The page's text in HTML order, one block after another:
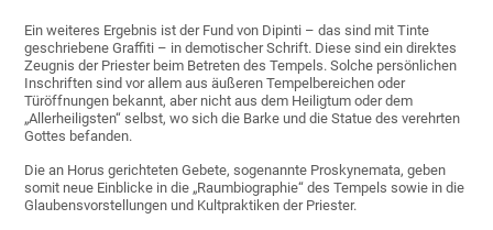
Ein weiteres Ergebnis ist der Fund von Dipinti – das sind mit Tinte
geschriebene Graffiti – in demotischer Schrift. Diese sind ein direktes
Zeugnis der Priester beim Betreten des Tempels. Solche persönlichen
Inschriften sind vor allem aus äußeren Tempelbereichen oder
Türöffnungen bekannt, aber nicht aus dem Heiligtum oder dem
„Allerheiligsten“ selbst, wo sich die Barke und die Statue des verehrten
Gottes befanden.
Die an Horus gerichteten Gebete, sogenannte Proskynemata, geben
somit neue Einblicke in die „Raumbiographie“ des Tempels sowie in die
Glaubensvorstellungen und Kultpraktiken der Priester.